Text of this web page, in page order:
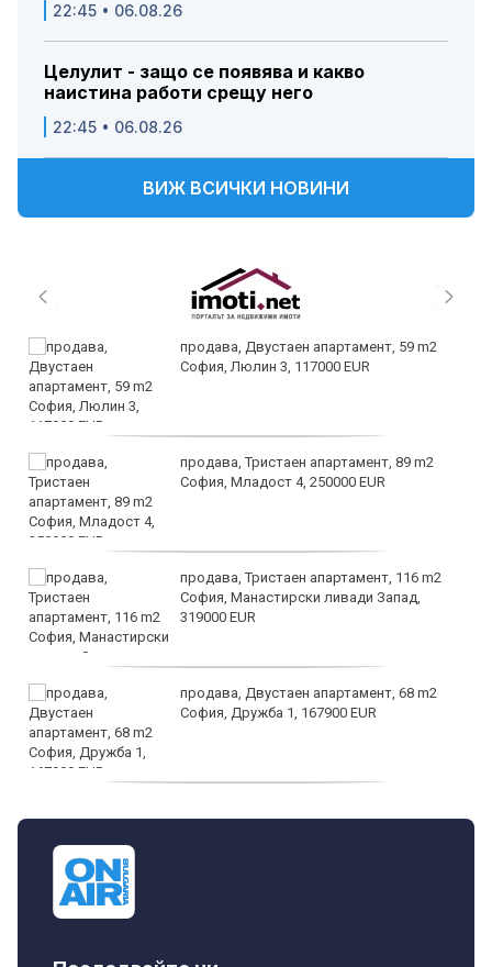
22:45 • 06.08.26
Целулит - защо се появява и какво
наистина работи срещу него
22:45 • 06.08.26
ВИЖ ВСИЧКИ НОВИНИ
продава, Двустаен апартамент, 59 m2
София, Люлин 3, 117000 EUR
продава, Тристаен апартамент, 89 m2
София, Младост 4, 250000 EUR
продава, Тристаен апартамент, 116 m2
София, Манастирски ливади Запад,
319000 EUR
продава, Двустаен апартамент, 68 m2
София, Дружба 1, 167900 EUR